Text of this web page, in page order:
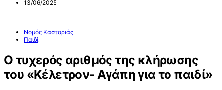
13/06/2025
Νομός Καστοριάς
Παιδί
Ο τυχερός αριθμός της κλήρωσης
του «Κέλετρον- Αγάπη για το παιδί»